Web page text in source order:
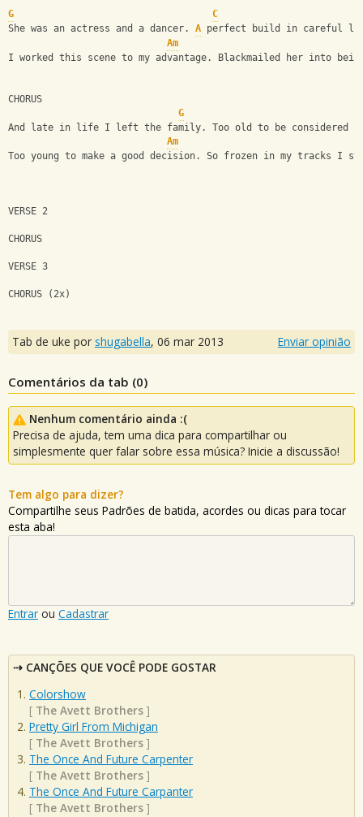
G
C
She was an actress and a dancer. A perfect build in careful
Am
I worked this scene to my advantage. Blackmailed her into
CHORUS
G
And late in life I left the family. Too old to be considered
Am
Too young to make a good decision. So frozen in my tracks I
VERSE 2
CHORUS
VERSE 3
CHORUS (2x)
Tab de uke por shugabella, 06 mar 2013 Enviar opinião
Comentários da tab (0)
Nenhum comentário ainda :(
Precisa de ajuda, tem uma dica para compartilhar ou
simplesmente quer falar sobre essa música? Inicie a discussão!
Tem algo para dizer?
Compartilhe seus Padrões de batida, acordes ou dicas para tocar
esta aba!
Entrar ou Cadastrar
CANÇÕES QUE VOCÊ PODE GOSTAR
Colorshow
[ The Avett Brothers ]
Pretty Girl From Michigan
[ The Avett Brothers ]
The Once And Future Carpenter
[ The Avett Brothers ]
The Once And Future Carpanter
[ The Avett Brothers ]